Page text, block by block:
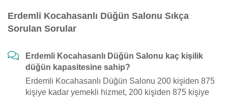
Erdemli Kocahasanlı Düğün Salonu Sıkça
Sorulan Sorular
Erdemli Kocahasanlı Düğün Salonu kaç kişilik
düğün kapasitesine sahip?
Erdemli Kocahasanlı Düğün Salonu 200 kişiden 875
kişiye kadar yemekli hizmet, 200 kişiden 875 kişiye